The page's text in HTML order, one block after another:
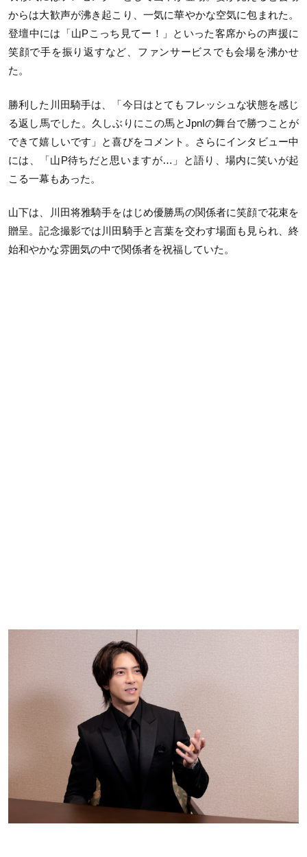
からは大歓声が沸き起こり、一気に華やかな空気に包まれた。
登壇中には「山Pこっち見てー！」といった客席からの声援に
笑顔で手を振り返すなど、ファンサービスでも会場を沸かせ
た。
勝利した川田騎手は、「今日はとてもフレッシュな状態を感じ
る返し馬でした。久しぶりにこの馬とJpnIの舞台で勝つことが
できて嬉しいです」と喜びをコメント。さらにインタビュー中
には、「山P待ちだと思いますが…」と語り、場内に笑いが起
こる一幕もあった。
山下は、川田将雅騎手をはじめ優勝馬の関係者に笑顔で花束を
贈呈。記念撮影では川田騎手と言葉を交わす場面も見られ、終
始和やかな雰囲気の中で関係者を祝福していた。